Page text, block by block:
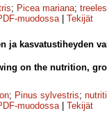
; Picea mariana;
muodossa| Tekijät
ja kasvatustiheyden
on the nutrition,
; Pinus sylvestris;
muodossa| Tekijät